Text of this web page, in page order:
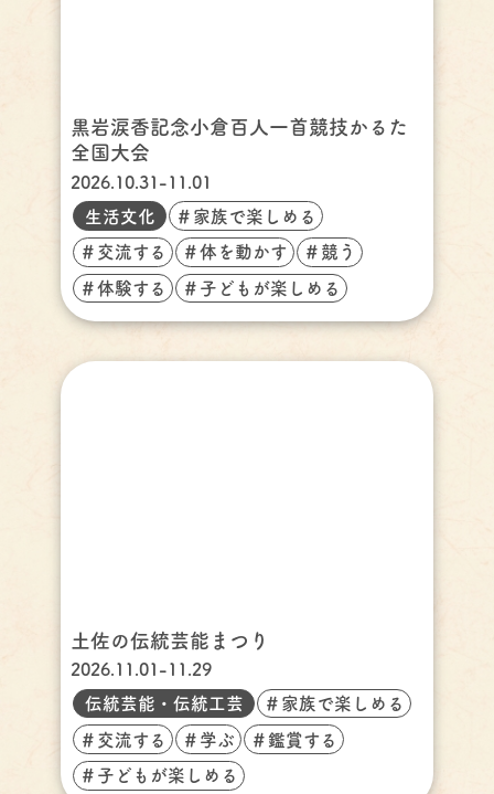
黒岩涙香記念小倉百人一首競技かるた
全国大会
2026.10.31-11.01
生活文化
＃家族で楽しめる
＃交流する ＃体を動かす ＃競う
＃体験する ＃子どもが楽しめる
土佐の伝統芸能まつり
2026.11.01-11.29
伝統芸能・伝統工芸
＃家族で楽しめる
＃交流する ＃学ぶ ＃鑑賞する
＃子どもが楽しめる